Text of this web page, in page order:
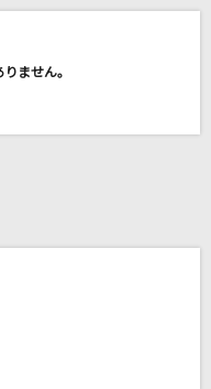
グなど
ック！
もう！